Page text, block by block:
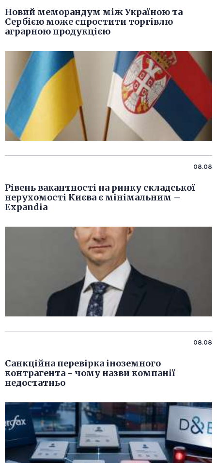
Новий меморандум між Україною та
Сербією може спростити торгівлю
аграрною продукцією
08.08
Рівень вакантності на ринку складської
нерухомості Києва є мінімальним –
Expandia
08.08
Санкційна перевірка іноземного
контрагента - чому назви компанії
недостатньо